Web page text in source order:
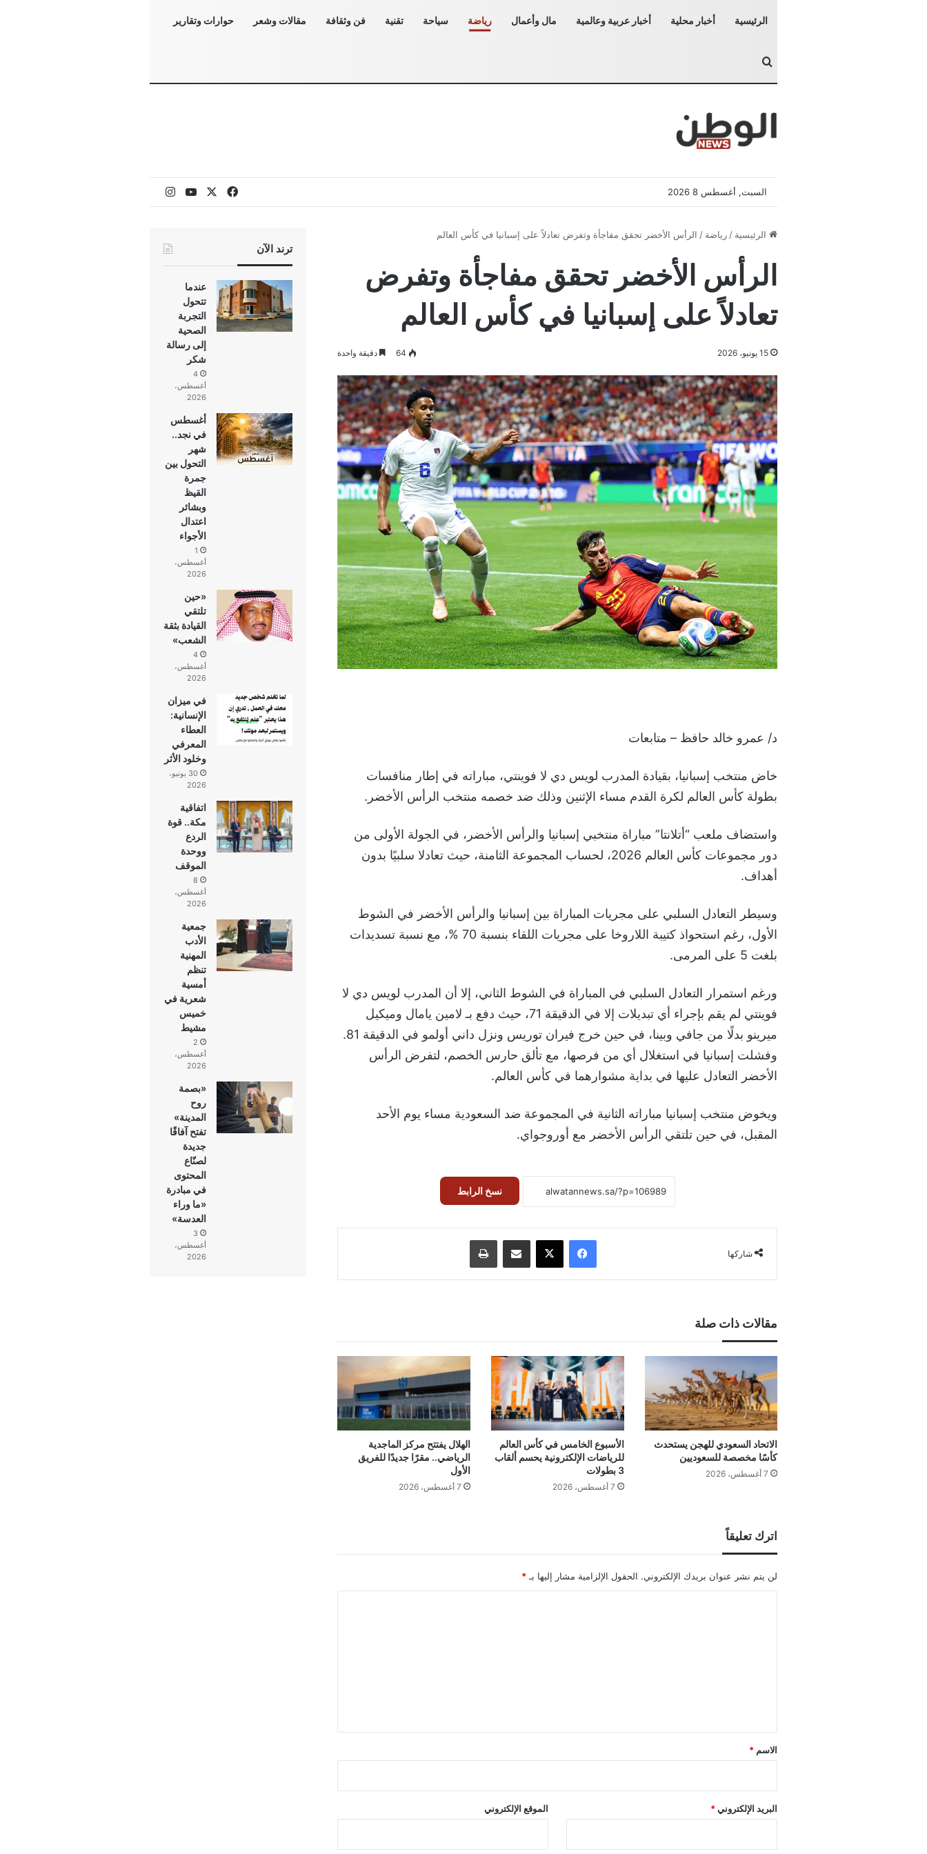
الرئيسية أخبار محلية أخبار عربية وعالمية مال وأعمال رياضة سياحة تقنية فن وثقافة مقالات وشعر حوارات وتقارير
بحث عن
السبت, أغسطس 8 2026 فيسبوك ‫YouTubeانستقرام
الرئيسية / رياضة / الرأس الأخضر تحقق مفاجأة وتفرض تعادلاً على إسبانيا في كأس العالم
الرأس الأخضر تحقق مفاجأة وتفرض
تعادلاً على إسبانيا في كأس العالم
15 يونيو، 2026 64 دقيقة واحدة
د/ عمرو خالد حافظ – متابعات
خاض منتخب إسبانيا، بقيادة المدرب لويس دي لا فوينتي، مباراته في إطار منافسات
بطولة كأس العالم لكرة القدم مساء الإثنين وذلك ضد خصمه منتخب الرأس الأخضر.
واستضاف ملعب “أتلانتا” مباراة منتخبي إسبانيا والرأس الأخضر، في الجولة الأولى من
دور مجموعات كأس العالم 2026، لحساب المجموعة الثامنة، حيث تعادلا سلبيًا بدون
أهداف.
وسيطر التعادل السلبي على مجريات المباراة بين إسبانيا والرأس الأخضر في الشوط
الأول، رغم استحواذ كتيبة اللاروخا على مجريات اللقاء بنسبة 70 %، مع نسبة تسديدات
بلغت 5 على المرمى.
ورغم استمرار التعادل السلبي في المباراة في الشوط الثاني، إلا أن المدرب لويس دي لا
فوينتي لم يقم بإجراء أي تبديلات إلا في الدقيقة 71، حيث دفع بـ لامين يامال وميكيل
ميرينو بدلًا من جافي وبينا، في حين خرج فيران توريس ونزل داني أولمو في الدقيقة 81.
وفشلت إسبانيا في استغلال أي من فرصها، مع تألق حارس الخصم، لتفرض الرأس
الأخضر التعادل عليها في بداية مشوارهما في كأس العالم.
ويخوض منتخب إسبانيا مباراته الثانية في المجموعة ضد السعودية مساء يوم الأحد
المقبل، في حين تلتقي الرأس الأخضر مع أوروجواي.
نسخ الرابط
شاركها
فيسبوك ‫X مشاركة عبر البريد طباعة
مقالات ذات صلة
الاتحاد السعودي للهجن يستحدث
كأسًا مخصصة للسعوديين
7 أغسطس، 2026
الأسبوع الخامس في كأس العالم
للرياضات الإلكترونية يحسم ألقاب
3 بطولات
7 أغسطس، 2026
الهلال يفتتح مركز الماجدية
الرياضي.. مقرًا جديدًا للفريق
الأول
7 أغسطس، 2026
اترك تعليقاً
لن يتم نشر عنوان بريدك الإلكتروني. الحقول الإلزامية مشار إليها بـ*
*
الاسم *
البريد الإلكتروني* الموقع الإلكتروني
ترند الآن
عندما
تتحول
التجربة
الصحية
إلى رسالة
شكر
4
أغسطس،
2026
أغسطس
في نجد..
شهر
التحول بين
جمرة
القيظ
وبشائر
اعتدال
الأجواء
1
أغسطس،
2026
«حين
تلتقي
القيادة بثقة
الشعب»
4
أغسطس،
2026
في ميزان
الإنسانية:
العطاء
المعرفي
وخلود الأثر
30 يونيو،
2026
اتفاقية
مكة.. قوة
الردع
ووحدة
الموقف
8
أغسطس،
2026
جمعية
الأدب
المهنية
تنظم
أمسية
شعرية في
خميس
مشيط
2
أغسطس،
2026
«بصمة
روح
المدينة»
تفتح آفاقًا
جديدة
لصنّاع
المحتوى
في مبادرة
«ما وراء
العدسة»
3
أغسطس،
2026